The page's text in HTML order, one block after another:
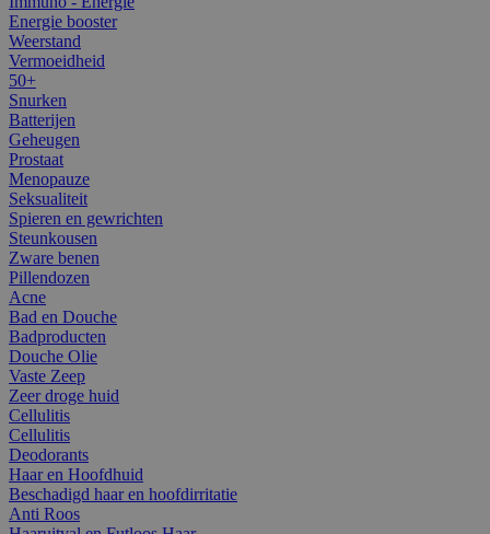
Energie booster
Weerstand
Vermoeidheid
50+
Snurken
Batterijen
Geheugen
Prostaat
Menopauze
Seksualiteit
Spieren en gewrichten
Steunkousen
Zware benen
Pillendozen
Acne
Bad en Douche
Badproducten
Douche Olie
Vaste Zeep
Zeer droge huid
Cellulitis
Cellulitis
Deodorants
Haar en Hoofdhuid
Beschadigd haar en hoofdirritatie
Anti Roos